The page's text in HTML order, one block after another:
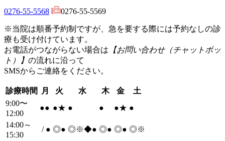
0276-55-5568 0276-55-5569
※当院は順番予約制ですが、急を要する際には予約なしの診
療も受け付けています。
お電話がつながらない場合は 【お問い合わせ（チャットボッ
ト）】 の流れに沿って
SMSからご連絡をください。
診療時間 月 火 水 木 金
土
9:00〜
12:00
●● ●★ ● ● ●★ ●
14:00～
15:30
/ ● ◎● ◎※◆● ◎● ◎● ◎※